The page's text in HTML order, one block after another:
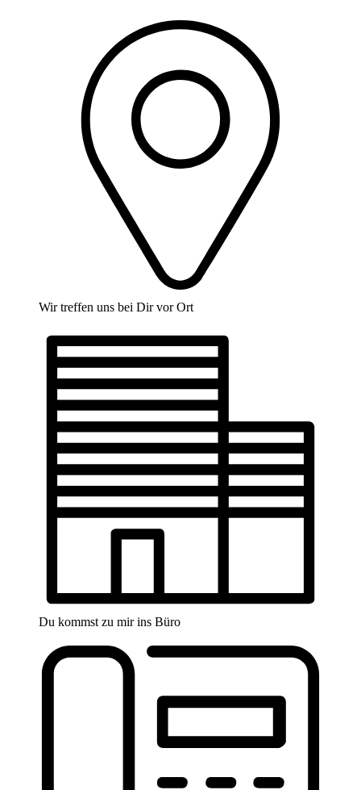
Wir treffen uns bei Dir vor Ort
Du kommst zu mir ins Büro